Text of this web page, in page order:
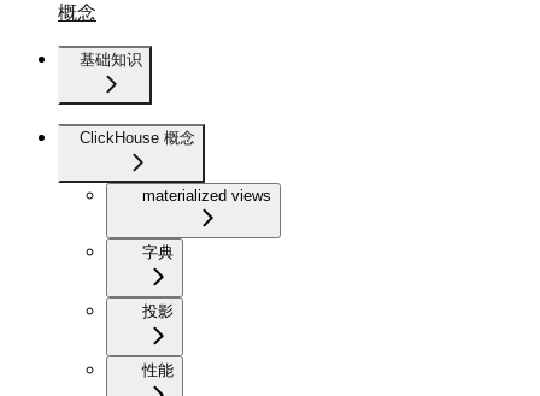
概念
基础知识
ClickHouse 概念
materialized views
字典
投影
性能